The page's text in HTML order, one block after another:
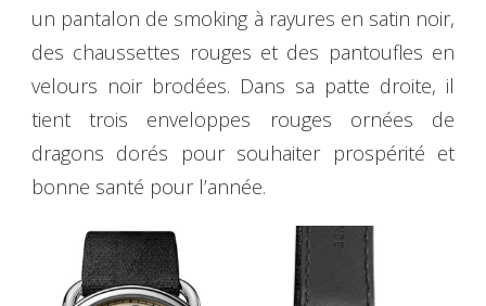
un pantalon de smoking à rayures en satin noir,
des chaussettes rouges et des pantoufles en
velours noir brodées. Dans sa patte droite, il
tient trois enveloppes rouges ornées de
dragons dorés pour souhaiter prospérité et
bonne santé pour l’année.